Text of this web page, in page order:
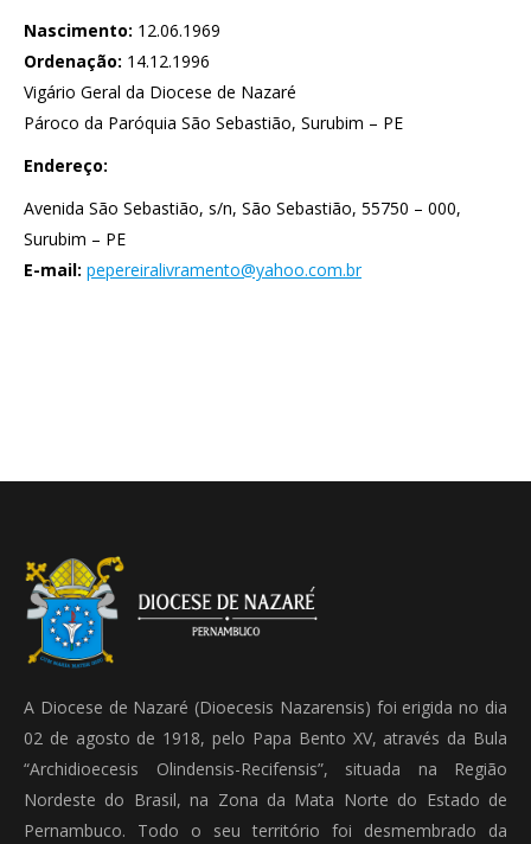
Nascimento: 12.06.1969
Ordenação: 14.12.1996
Vigário Geral da Diocese de Nazaré
Pároco da Paróquia São Sebastião, Surubim – PE
Endereço:
Avenida São Sebastião, s/n, São Sebastião, 55750 – 000,
Surubim – PE
E-mail: pepereiralivramento@yahoo.com.br
A Diocese de Nazaré (Dioecesis Nazarensis) foi erigida no dia
02 de agosto de 1918, pelo Papa Bento XV, através da Bula
“Archidioecesis Olindensis-Recifensis”, situada na Região
Nordeste do Brasil, na Zona da Mata Norte do Estado de
Pernambuco. Todo o seu território foi desmembrado da